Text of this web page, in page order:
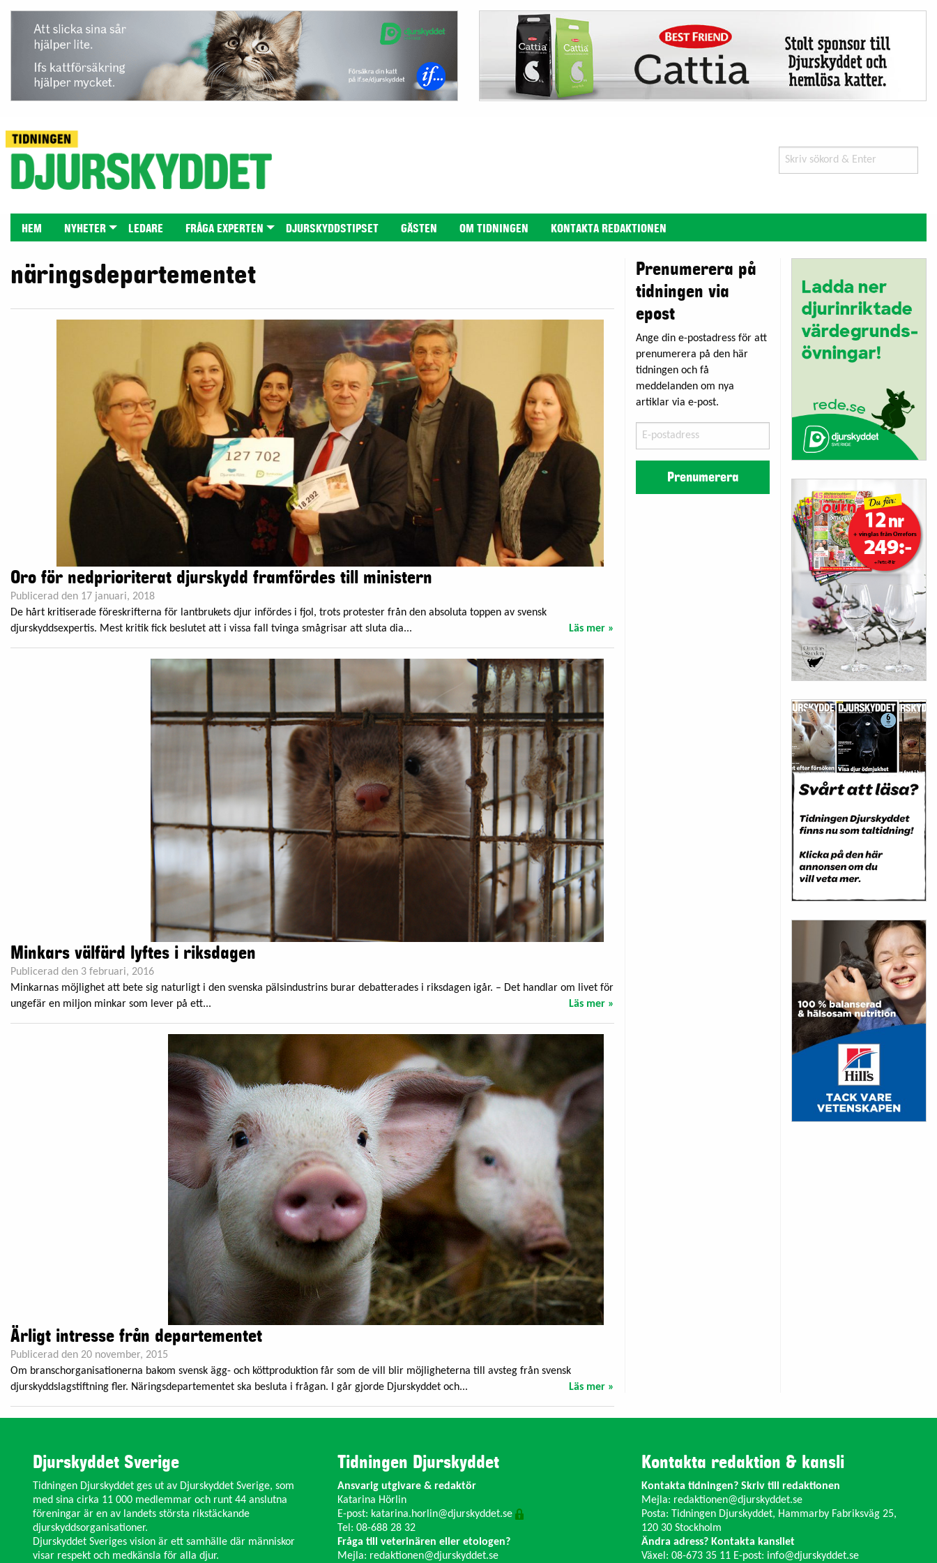
Search
for:
HEM NYHETER LEDARE FRÅGA EXPERTEN DJURSKYDDSTIPSET GÄSTEN OM TIDNINGEN KONTAKTA REDAKTIONEN
näringsdepartementet
Oro för nedprioriterat djurskydd framfördes till ministern
Publicerad den 17 januari, 2018
De hårt kritiserade föreskrifterna för lantbrukets djur infördes i fjol, trots protester från den absoluta toppen av svensk
djurskyddsexpertis. Mest kritik fick beslutet att i vissa fall tvinga smågrisar att sluta dia...
Läs mer »
Minkars välfärd lyftes i riksdagen
Publicerad den 3 februari, 2016
Minkarnas möjlighet att bete sig naturligt i den svenska pälsindustrins burar debatterades i riksdagen igår. – Det handlar om livet för
ungefär en miljon minkar som lever på ett...
Läs mer »
Ärligt intresse från departementet
Publicerad den 20 november, 2015
Om branschorganisationerna bakom svensk ägg- och köttproduktion får som de vill blir möjligheterna till avsteg från svensk
djurskyddslagstiftning fler. Näringsdepartementet ska besluta i frågan. I går gjorde Djurskyddet och...
Läs mer »
Prenumerera på
tidningen via
epost
Ange din e-postadress för att
prenumerera på den här
tidningen och få
meddelanden om nya
artiklar via e-post.
postadress
Prenumerera
Djurskyddet Sverige
Tidningen Djurskyddet ges ut av Djurskyddet Sverige, som
med sina cirka 11 000 medlemmar och runt 44 anslutna
föreningar är en av landets största rikstäckande
djurskyddsorganisationer.
Djurskyddet Sveriges vision är ett samhälle där människor
visar respekt och medkänsla för alla djur.
Tidningen Djurskyddet
Ansvarig utgivare & redaktör
Katarina Hörlin
E-post: katarina.horlin@djurskyddet.se
Tel: 08-688 28 32
Fråga till veterinären eller etologen?
Mejla: redaktionen@djurskyddet.se
Kontakta redaktion & kansli
Kontakta tidningen? Skriv till redaktionen
Mejla: redaktionen@djurskyddet.se
Posta: Tidningen Djurskyddet, Hammarby Fabriksväg 25,
120 30 Stockholm
Ändra adress? Kontakta kansliet
Växel: 08-673 35 11 E-post: info@djurskyddet.se